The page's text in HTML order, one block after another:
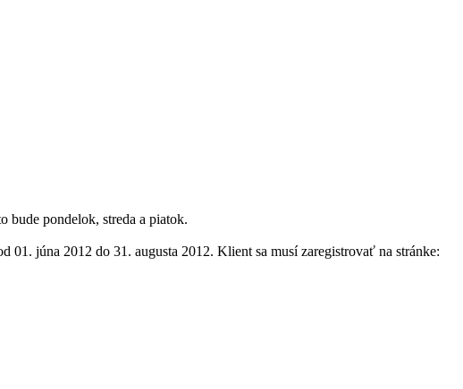
bude pondelok, streda a piatok.
júna 2012 do 31. augusta 2012. Klient sa musí zaregistrovať na stránke: